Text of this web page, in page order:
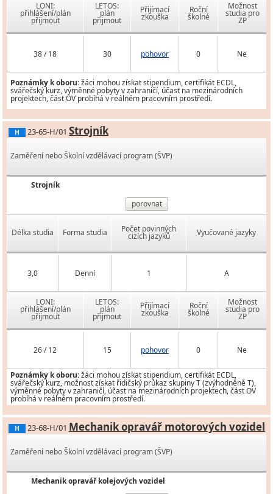
LONI:
přihlášení/plán
přijmout
LETOS:
plán
přijmout
Přijímací
zkouška
Roční
školné
Možnost
studia pro
ZP
38 / 18 30 pohovor 0 Ne
Poznámky k oboru:žáci mohou získat stipendium, certifikát ECDL,
svářečský kurz, výměnné pobyty v zahraničí, účast na mezinárodních
projektech, část OV probíhá v reálném pracovním prostředí.
H 23-65-H/01 Strojník
Zaměření nebo Školní vzdělávací program (ŠVP)
Strojník
porovnat
Délka studia Forma studia Počet povinných
cizích jazyků Vyučované jazyky
3,0 Denní 1 A
LONI:
přihlášení/plán
přijmout
LETOS:
plán
přijmout
Přijímací
zkouška
Roční
školné
Možnost
studia pro
ZP
26 / 12 15 pohovor 0 Ne
Poznámky k oboru:žáci mohou získat stipendium, certifikát ECDL,
svářečský kurz, možnost získat řidičský průkaz skupiny T (zvýhodněně T),
výměnné pobyty v zahraničí, účast na mezinárodních projektech, část OV
probíhá v reálném pracovním prostředí.
H 23-68-H/01 Mechanik opravář motorových vozidel
Zaměření nebo Školní vzdělávací program (ŠVP)
Mechanik opravář kolejových vozidel